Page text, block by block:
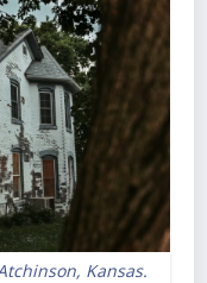
Kansas.